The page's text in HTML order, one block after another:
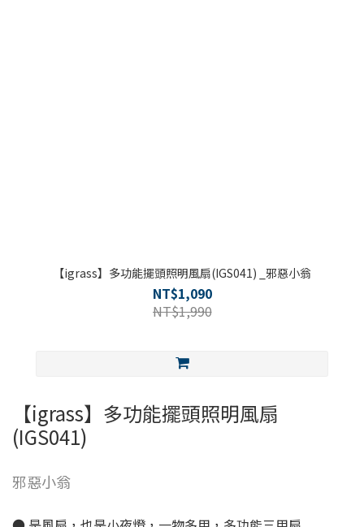
【igrass】多功能擺頭照明風扇(IGS041) _邪惡小翁
NT$1,090
NT$1,990
【igrass】多功能擺頭照明風扇
(IGS041)
邪惡小翁